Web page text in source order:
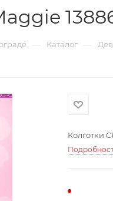
— Каталог —
Колготки